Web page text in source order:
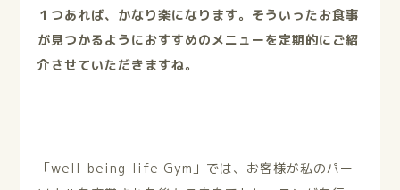
１つあれば、かなり楽になります。そういったお食事
が見つかるようにおすすめのメニューを定期的にご紹
介させていただきますね。
「well-being-life Gym」では、お客様が私のパー